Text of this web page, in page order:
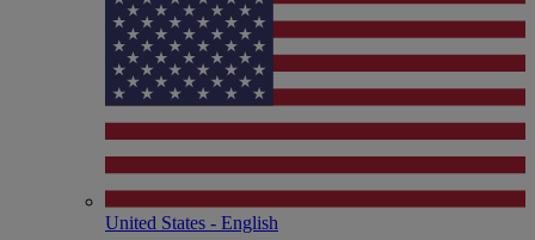
United States - English